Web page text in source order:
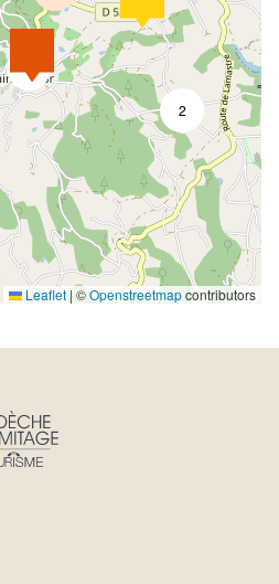
2
6
Leaflet | ©Openstreetmapcontributors